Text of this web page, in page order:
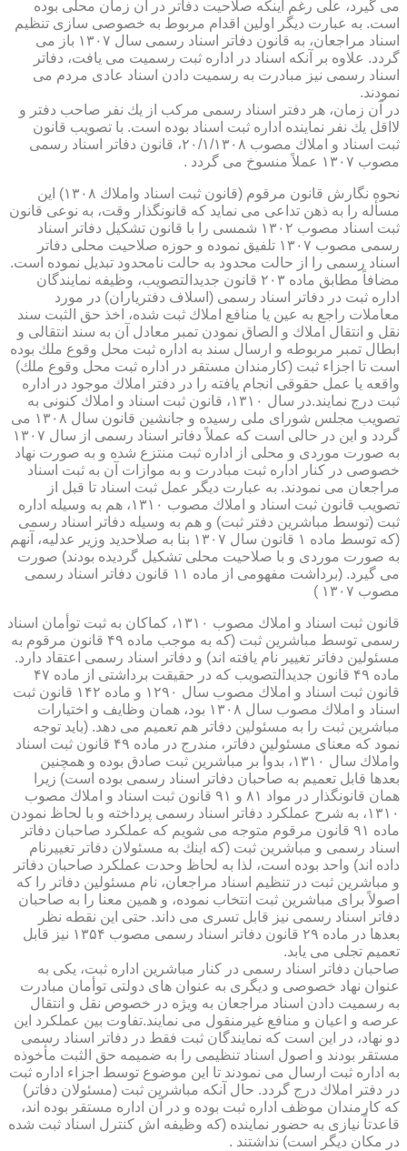
می گیرد، علی رغم اینكه صلاحیت دفاتر در آن زمان محلی بوده
است. به عبارت دیگر اولین اقدام مربوط به خصوصی سازی تنظیم
اسناد مراجعان، به قانون دفاتر اسناد رسمی سال ۱۳۰۷ باز می
گردد. علاوه بر آنكه اسناد در اداره ثبت رسمیت می یافت، دفاتر
اسناد رسمی نیز مبادرت به رسمیت دادن اسناد عادی مردم می
نمودند.
در آن زمان، هر دفتر اسناد رسمی مركب از یك نفر صاحب دفتر و
لااقل یك نفر نماینده اداره ثبت اسناد بوده است. با تصویب قانون
ثبت اسناد و املاك مصوب ۲۰/۱/۱۳۰۸، قانون دفاتر اسناد رسمی
مصوب ۱۳۰۷ عملاً منسوخ می گردد .
نحوه نگارش قانون مرقوم (قانون ثبت اسناد واملاك ۱۳۰۸) این
مسأله را به ذهن تداعی می نماید كه قانونگذار وقت، به نوعی قانون
ثبت اسناد مصوب ۱۳۰۲ شمسی را با قانون تشكیل دفاتر اسناد
رسمی مصوب ۱۳۰۷ تلفیق نموده و حوزه صلاحیت محلی دفاتر
اسناد رسمی را از حالت محدود به حالت نامحدود تبدیل نموده است.
مضافاً مطابق ماده ۲۰۳ قانون جدیدالتصویب، وظیفه نمایندگان
اداره ثبت در دفاتر اسناد رسمی (اسلاف دفتریاران) در مورد
معاملات راجع به عین یا منافع املاك ثبت شده، اخذ حق الثبت سند
نقل و انتقال املاك و الصاق نمودن تمبر معادل آن به سند انتقالی و
ابطال تمبر مربوطه و ارسال سند به اداره ثبت محل وقوع ملك بوده
است تا اجزاء ثبت (كارمندان مستقر در اداره ثبت محل وقوع ملك)
واقعه یا عمل حقوقی انجام یافته را در دفتر املاك موجود در اداره
ثبت درج نمایند.در سال ۱۳۱۰، قانون ثبت اسناد و املاك كنونی به
تصویب مجلس شورای ملی رسیده و جانشین قانون سال ۱۳۰۸ می
گردد و این در حالی است كه عملاً دفاتر اسناد رسمی از سال ۱۳۰۷
به صورت موردی و محلی از اداره ثبت منتزع شده و به صورت نهاد
خصوصی در كنار اداره ثبت مبادرت و به موازات آن به ثبت اسناد
مراجعان می نمودند. به عبارت دیگر عمل ثبت اسناد تا قبل از
تصویب قانون ثبت اسناد و املاك مصوب ۱۳۱۰، هم به وسیله اداره
ثبت (توسط مباشرین دفتر ثبت) و هم به وسیله دفاتر اسناد رسمی
(كه توسط ماده ۱ قانون سال ۱۳۰۷ بنا به صلاحدید وزیر عدلیه، آنهم
به صورت موردی و با صلاحیت محلی تشكیل گردیده بودند) صورت
می گیرد. (برداشت مفهومی از ماده ۱۱ قانون دفاتر اسناد رسمی
مصوب ۱۳۰۷ )
قانون ثبت اسناد و املاك مصوب ۱۳۱۰، كماكان به ثبت توأمان اسناد
رسمی توسط مباشرین ثبت (كه به موجب ماده ۴۹ قانون مرقوم به
مسئولین دفاتر تغییر نام یافته اند) و دفاتر اسناد رسمی اعتقاد دارد.
ماده ۴۹ قانون جدیدالتصویب كه در حقیقت برداشتی از ماده ۴۷
قانون ثبت اسناد و املاك مصوب سال ۱۲۹۰ و ماده ۱۴۲ قانون ثبت
اسناد و املاك مصوب سال ۱۳۰۸ بود، همان وظایف و اختیارات
مباشرین ثبت را به مسئولین دفاتر هم تعمیم می دهد. (باید توجه
نمود كه معنای مسئولین دفاتر، مندرج در ماده ۴۹ قانون ثبت اسناد
واملاك سال ۱۳۱۰، بدواً بر مباشرین ثبت صادق بوده و همچنین
بعدها قابل تعمیم به صاحبان دفاتر اسناد رسمی بوده است) زیرا
همان قانونگذار در مواد ۸۱ و ۹۱ قانون ثبت اسناد و املاك مصوب
۱۳۱۰، به شرح عملكرد دفاتر اسناد رسمی پرداخته و با لحاظ نمودن
ماده ۹۱ قانون مرقوم متوجه می شویم كه عملكرد صاحبان دفاتر
اسناد رسمی و مباشرین ثبت (كه اینك به مسئولان دفاتر تغییرنام
داده اند) واحد بوده است، لذا به لحاظ وحدت عملكرد صاحبان دفاتر
و مباشرین ثبت در تنظیم اسناد مراجعان، نام مسئولین دفاتر را كه
اصولاً برای مباشرین ثبت انتخاب نموده، و همین معنا را به صاحبان
دفاتر اسناد رسمی نیز قابل تسری می داند. حتی این نقطه نظر
بعدها در ماده ۲۹ قانون دفاتر اسناد رسمی مصوب ۱۳۵۴ نیز قابل
تعمیم تجلی می یابد.
صاحبان دفاتر اسناد رسمی در كنار مباشرین اداره ثبت، یكی به
عنوان نهاد خصوصی و دیگری به عنوان های دولتی توأمان مبادرت
به رسمیت دادن اسناد مراجعان به ویژه در خصوص نقل و انتقال
عرصه و اعیان و منافع غیرمنقول می نمایند.تفاوت بین عملكرد این
دو نهاد، در این است كه نمایندگان ثبت فقط در دفاتر اسناد رسمی
مستقر بودند و اصول اسناد تنظیمی را به ضمیمه حق الثبت مأخوذه
به اداره ثبت ارسال می نمودند تا این موضوع توسط اجزاء اداره ثبت
در دفتر املاك درج گردد. حال آنكه مباشرین ثبت (مسئولان دفاتر)
كه كارمندان موظف اداره ثبت بوده و در آن اداره مستقر بوده اند،
قاعدتاً نیازی به حضور نماینده (كه وظیفه اش كنترل اسناد ثبت شده
در مكان دیگر است) نداشتند .